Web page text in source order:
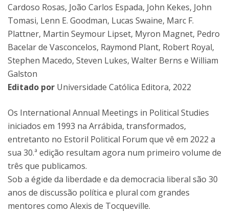
Cardoso Rosas, João Carlos Espada, John Kekes, John
Tomasi, Lenn E. Goodman, Lucas Swaine, Marc F.
Plattner, Martin Seymour Lipset, Myron Magnet, Pedro
Bacelar de Vasconcelos, Raymond Plant, Robert Royal,
Stephen Macedo, Steven Lukes, Walter Berns e William
Galston
Editado por Universidade Católica Editora, 2022
Os International Annual Meetings in Political Studies
iniciados em 1993 na Arrábida, transformados,
entretanto no Estoril Political Forum que vê em 2022 a
sua 30.ª edição resultam agora num primeiro volume de
três que publicamos.
Sob a égide da liberdade e da democracia liberal são 30
anos de discussão política e plural com grandes
mentores como Alexis de Tocqueville.